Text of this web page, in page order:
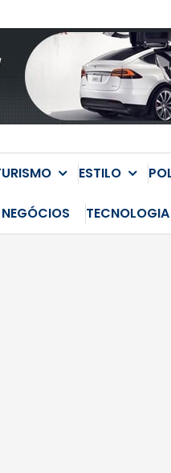
ESTILO
NEGÓCIOS TECNOLOGIA